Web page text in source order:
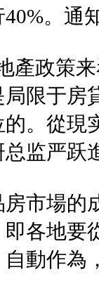
。通
產政策
限于房
。從現
监严跃
市場的
各地要
動作為